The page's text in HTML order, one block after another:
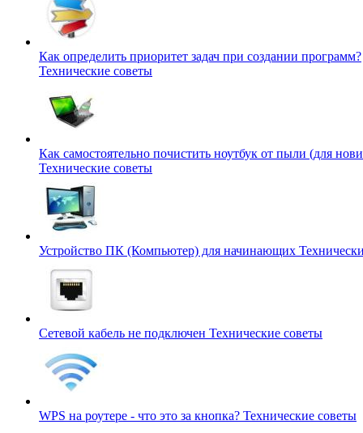
Как определить приоритет задач при создании программ?
Технические советы
Как самостоятельно почистить ноутбук от пыли (для
Технические советы
Устройство ПК (Компьютер) для начинающих
Сетевой кабель не подключен Технические советы
WPS на роутере - что это за кнопка? Технические советы